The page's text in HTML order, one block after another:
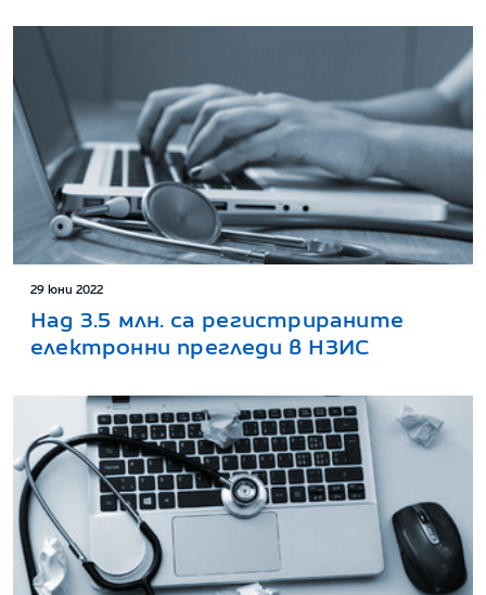
29 юни 2022
Над 3.5 млн. са регистрираните
електронни прегледи в НЗИС